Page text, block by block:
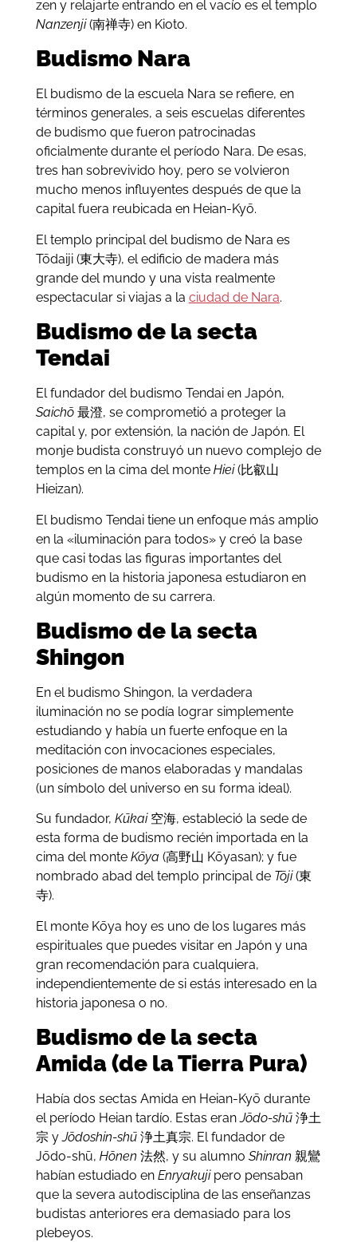
zen y relajarte entrando en el vacío es el templo
Nanzenji(南禅寺) en Kioto.
Budismo Nara
El budismo de la escuela Nara se refiere, en
términos generales, a seis escuelas diferentes
de budismo que fueron patrocinadas
oficialmente durante el período Nara. De esas,
tres han sobrevivido hoy, pero se volvieron
mucho menos influyentes después de que la
capital fuera reubicada en Heian-Kyō.
El templo principal del budismo de Nara es
Tōdaiji (東大寺), el edificio de madera más
grande del mundo y una vista realmente
espectacular si viajas a la ciudad de Nara.
Budismo de la secta
Tendai
El fundador del budismo Tendai en Japón,
Saichō最澄, se comprometió a proteger la
capital y, por extensión, la nación de Japón. El
monje budista construyó un nuevo complejo de
templos en la cima del monte Hiei(比叡山
Hieizan).
El budismo Tendai tiene un enfoque más amplio
en la «iluminación para todos» y creó la base
que casi todas las figuras importantes del
budismo en la historia japonesa estudiaron en
algún momento de su carrera.
Budismo de la secta
Shingon
En el budismo Shingon, la verdadera
iluminación no se podía lograr simplemente
estudiando y había un fuerte enfoque en la
meditación con invocaciones especiales,
posiciones de manos elaboradas y mandalas
(un símbolo del universo en su forma ideal).
Su fundador, Kūkai空海, estableció la sede de
esta forma de budismo recién importada en la
cima del monte Kōya (高野山 Kōyasan); y fue
nombrado abad del templo principal de Tōji(東
寺).
El monte Kōya hoy es uno de los lugares más
espirituales que puedes visitar en Japón y una
gran recomendación para cualquiera,
independientemente de si estás interesado en la
historia japonesa o no.
Budismo de la secta
Amida (de la Tierra Pura)
Había dos sectas Amida en Heian-Kyō durante
el período Heian tardío. Estas eranJōdo-shū浄土
宗 yJōdoshin-shū浄土真宗. El fundador de
Jōdo-shū, Hōnen 法然, y su alumno Shinran 親鸞
habían estudiado en Enryakujipero pensaban
que la severa autodisciplina de las enseñanzas
budistas anteriores era demasiado para los
plebeyos.